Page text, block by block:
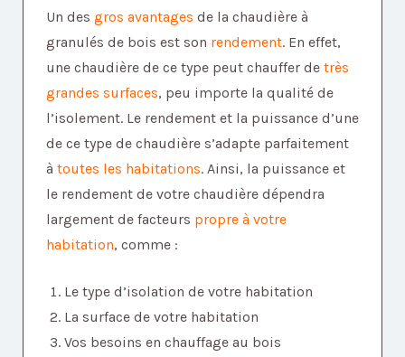
Un des gros avantages de la chaudière à
granulés de bois est son rendement. En effet,
une chaudière de ce type peut chauffer de très
grandes surfaces, peu importe la qualité de
l’isolement. Le rendement et la puissance d’une
de ce type de chaudière s’adapte parfaitement
à toutes les habitations. Ainsi, la puissance et
le rendement de votre chaudière dépendra
largement de facteurs propre à votre
habitation, comme :
Le type d’isolation de votre habitation
La surface de votre habitation
Vos besoins en chauffage au bois